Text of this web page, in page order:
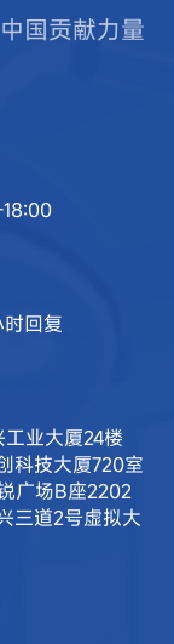
国贡献力量
回复
业大厦24楼
科技大厦720室
广场B座2202
三道2号虚拟大